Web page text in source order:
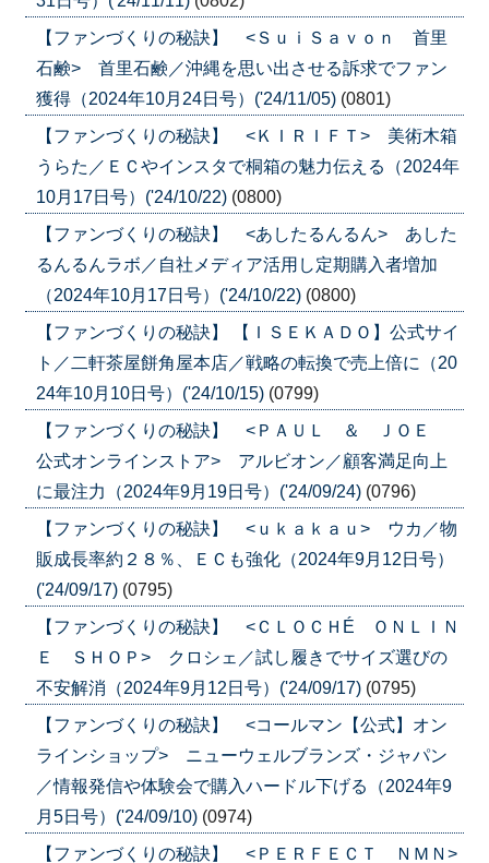
【ファンづくりの秘訣】 <ＳｕｉＳａｖｏｎ 首里
石鹸> 首里石鹸／沖縄を思い出させる訴求でファン
獲得（2024年10月24日号）('24/11/05) (0801)
【ファンづくりの秘訣】 <ＫＩＲＩＦＴ> 美術木箱
うらた／ＥＣやインスタで桐箱の魅力伝える（2024年
10月17日号）('24/10/22) (0800)
【ファンづくりの秘訣】 <あしたるんるん> あした
るんるんラボ／自社メディア活用し定期購入者増加
（2024年10月17日号）('24/10/22) (0800)
【ファンづくりの秘訣】 【ＩＳＥＫＡＤＯ】公式サイ
ト／二軒茶屋餅角屋本店／戦略の転換で売上倍に（20
24年10月10日号）('24/10/15) (0799)
【ファンづくりの秘訣】 <ＰＡＵＬ ＆ ＪＯＥ
公式オンラインストア> アルビオン／顧客満足向上
に最注力（2024年9月19日号）('24/09/24) (0796)
【ファンづくりの秘訣】 <ｕｋａｋａｕ> ウカ／物
販成長率約２８％、ＥＣも強化（2024年9月12日号）
('24/09/17) (0795)
【ファンづくりの秘訣】 <ＣＬＯＣＨÉ ＯＮＬＩＮ
Ｅ ＳＨＯＰ> クロシェ／試し履きでサイズ選びの
不安解消（2024年9月12日号）('24/09/17) (0795)
【ファンづくりの秘訣】 <コールマン【公式】オン
ラインショップ> ニューウェルブランズ・ジャパン
／情報発信や体験会で購入ハードル下げる（2024年9
月5日号）('24/09/10) (0974)
【ファンづくりの秘訣】 <ＰＥＲＦＥＣＴ ＮＭＮ>